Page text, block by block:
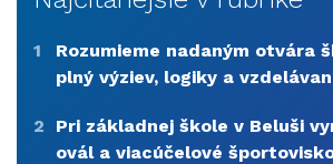
1
Rozumieme nadaným otvára
plný výziev, logiky a
2
Pri základnej škole v Beluši
ovál a viacúčelové